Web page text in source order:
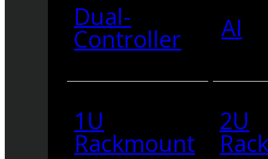
Dual-
Controller AI
1U
Rackmount
2U